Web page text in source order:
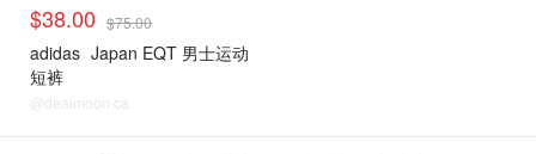
$38.00 $75.00
adidas Japan EQT 男士运动
短裤
@dealmoon.ca